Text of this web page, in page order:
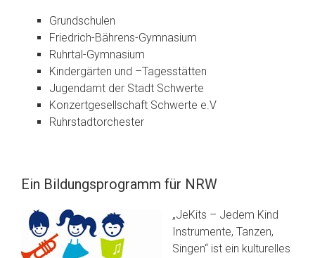
Grundschulen
Friedrich-Bährens-Gymnasium
Ruhrtal-Gymnasium
Kindergärten und –Tagesstätten
Jugendamt der Stadt Schwerte
Konzertgesellschaft Schwerte e.V
Ruhrstadtorchester
Ein Bildungsprogramm für NRW
„JeKits – Jedem Kind
Instrumente, Tanzen,
Singen“ ist ein kulturelles